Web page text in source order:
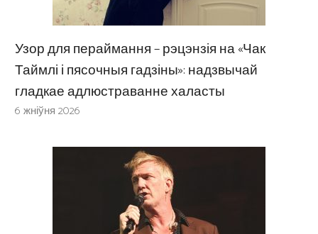
Узор для пераймання – рэцэнзія на «Чак
Таймлі і пясочныя гадзіны»: надзвычай
гладкае адлюстраванне халасты
6 жніўня 2026